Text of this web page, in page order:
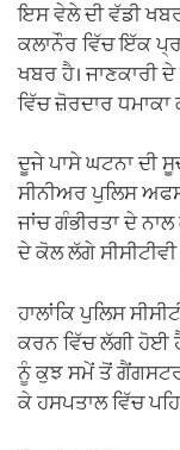
k
ਇਸ ਵੇਲੇ ਦੀ ਵੱਡੀ
ਕਲਾਨੌਰ ਵਿੱਚ ਇੱਕ
ਖਬਰ ਹੈ। ਜਾਣਕਾਰੀ
ਵਿੱਚ ਜ਼ੋਰਦਾਰ ਧਮਾਕਾ
ਦੂਜੇ ਪਾਸੇ ਘਟਨਾ ਦੀ
ਸੀਨੀਅਰ ਪੁਲਿਸ
ਜਾਂਚ ਗੰਭੀਰਤਾ ਦੇ
ਦੇ ਕੋਲ ਲੱਗੇ
ਹਾਲਾਂਕਿ ਪੁਲਿਸ
ਕਰਨ ਵਿੱਚ ਲੱਗੀ ਹੋਈ
ਨੂੰ ਕੁਝ ਸਮੇਂ ਤੋਂ
ਕੇ ਹਸਪਤਾਲ ਵਿੱਚ